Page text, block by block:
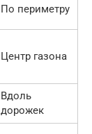
По периметру
Центр газона
Вдоль
дорожек